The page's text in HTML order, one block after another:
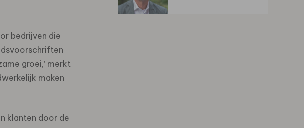
bedrijven die
groei,’ merkt
maken
klanten door de